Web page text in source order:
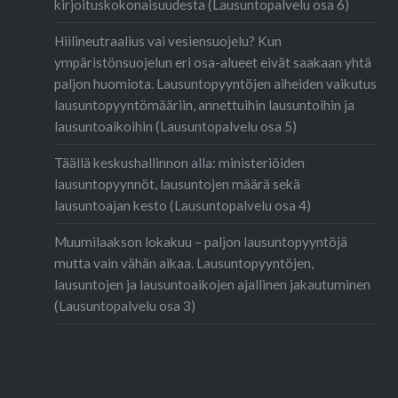
kirjoituskokonaisuudesta (Lausuntopalvelu osa 6)
Hiilineutraalius vai vesiensuojelu? Kun
ympäristönsuojelun eri osa-alueet eivät saakaan yhtä
paljon huomiota. Lausuntopyyntöjen aiheiden vaikutus
lausuntopyyntömääriin, annettuihin lausuntoihin ja
lausuntoaikoihin (Lausuntopalvelu osa 5)
Täällä keskushallinnon alla: ministeriöiden
lausuntopyynnöt, lausuntojen määrä sekä
lausuntoajan kesto (Lausuntopalvelu osa 4)
Muumilaakson lokakuu – paljon lausuntopyyntöjä
mutta vain vähän aikaa. Lausuntopyyntöjen,
lausuntojen ja lausuntoaikojen ajallinen jakautuminen
(Lausuntopalvelu osa 3)